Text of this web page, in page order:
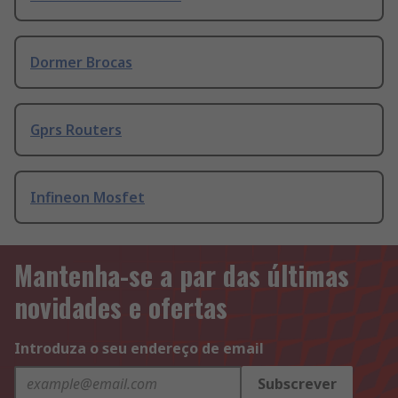
Dormer Brocas
Gprs Routers
Infineon Mosfet
Mantenha-se a par das últimas
novidades e ofertas
Introduza o seu endereço de email
Subscrever